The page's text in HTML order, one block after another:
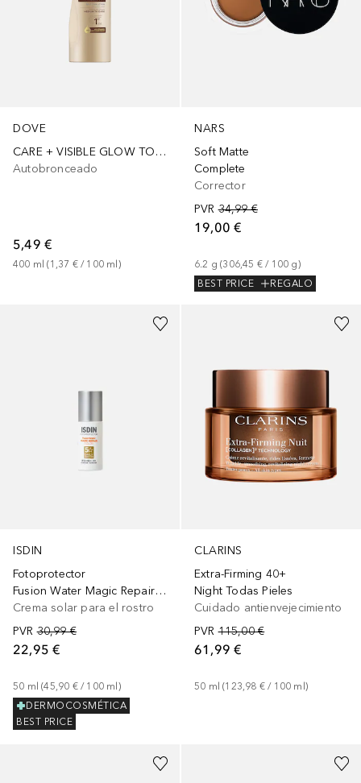
DOVE
CARE + VISIBLE GLOW TONO MEDIO-OSCURO
Autobronceado
5,49 €
400 ml (1,37 € / 100 ml )
NARS
Soft Matte
Complete
Corrector
PVR 34,99 €
19,00 €
6.2 g (306,45 € / 100 g)
BEST PRICE
REGALO
ISDIN
Fotoprotector
Fusion Water Magic Repair Color SPF 50
Crema solar para el rostro
PVR 30,99 €
22,95 €
50 ml (45,90 € / 100 ml )
DERMOCOSMÉTICA
BEST PRICE
CLARINS
Extra-Firming 40+
Night Todas Pieles
Cuidado antienvejecimiento
PVR 115,00 €
61,99 €
50 ml (123,98 € / 100 ml )